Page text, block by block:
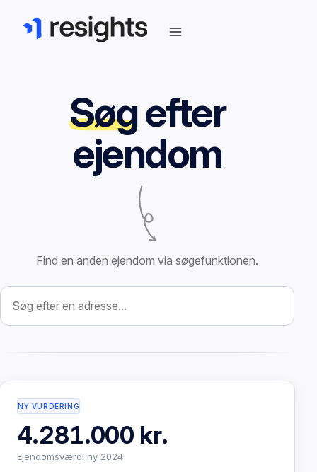
Søgefter
ejendom
Find en anden ejendom via søgefunktionen.
Søg efter ejendom
NY VURDERING
4.281.000 kr.
Ejendomsværdi ny 2024